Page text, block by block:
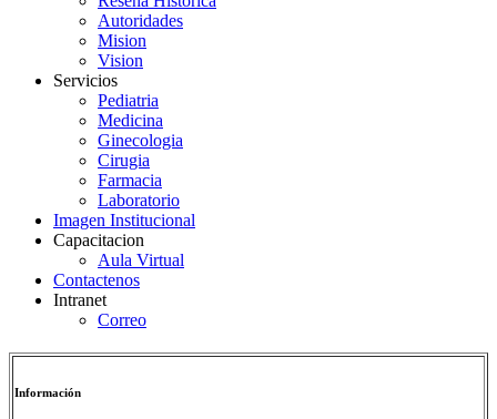
Autoridades
Mision
Vision
Servicios
Pediatria
Medicina
Ginecologia
Cirugia
Farmacia
Laboratorio
Imagen Institucional
Capacitacion
Aula Virtual
Contactenos
Intranet
Correo
Información